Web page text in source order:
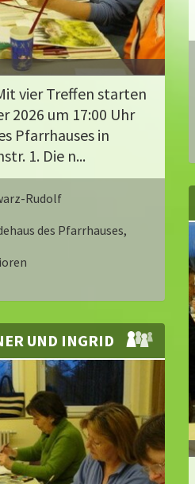
vier Treffen starten
2026 um 17:00 Uhr
Pfarrhauses in
1. Die n...
Rudolf
des Pfarrhauses,
UND INGRID